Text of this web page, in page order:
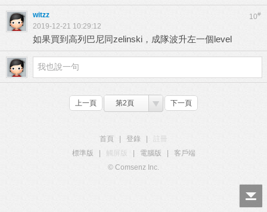
10#
witzz
2019-12-21 10:29:12
如果買到高列巴尼同zelinski，成隊波升左一個level
上一頁 第2頁 下一頁
首頁 登錄
標準版
觸屏版 電腦版
客戶端
© Comsenz Inc.